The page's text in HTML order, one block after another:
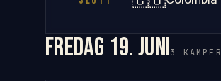
fredag 19. juni3 KAMPER